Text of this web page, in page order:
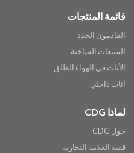
قائمة المنتجات
القادمون الجدد
المبيعات الساخنة
الأثاث في الهواء الطلق
أثاث داخلي
لماذا CDG
حول CDG
قصة العلامة التجارية